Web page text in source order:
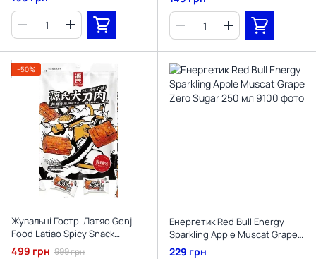
−50%
Жувальні Гострі Латяо Genji
Food Latiao Spicy Snack
Велика Упаковка 40 шт.
499 грн 999 грн
Енергетик Red Bull Energy
Sparkling Apple Muscat Grape
Zero Sugar 250 мл
229 грн